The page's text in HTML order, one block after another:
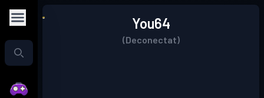
You64
(Deconectat)